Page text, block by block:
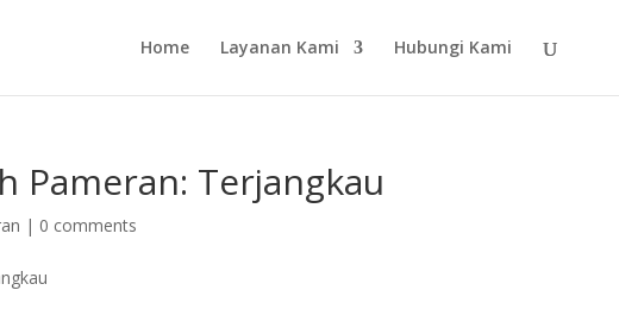
Home Layanan Kami Hubungi Kami
Pameran: Terjangkau
| 0 comments